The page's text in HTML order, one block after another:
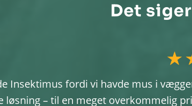
Det
Insektimus fordi vi havde mus i
løsning – til en meget overkommelig